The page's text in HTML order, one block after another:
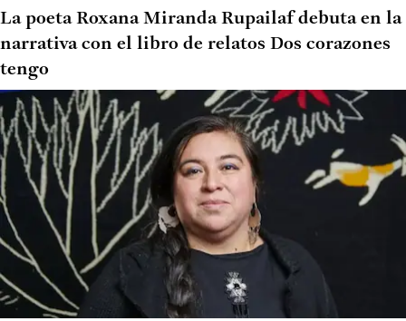
La poeta Roxana Miranda Rupailaf debuta en la
narrativa con el libro de relatos Dos corazones
tengo